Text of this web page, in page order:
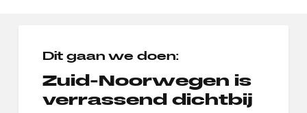
Dit gaan we doen:
Zuid-Noorwegen is
verrassend dichtbij